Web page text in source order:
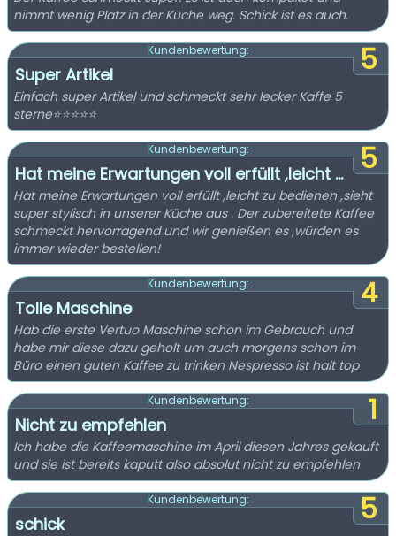
nimmt wenig Platz in der Küche weg. Schick ist es auch.
5
Kundenbewertung:
Super Artikel
Einfach super Artikel und schmeckt sehr lecker Kaffe 5
sterne⭐️⭐️⭐️⭐️⭐️
5
Kundenbewertung:
Hat meine Erwartungen voll erfüllt ,leicht ...
Hat meine Erwartungen voll erfüllt ,leicht zu bedienen ,sieht
super stylisch in unserer Küche aus . Der zubereitete Kaffee
schmeckt hervorragend und wir genießen es ,würden es
immer wieder bestellen!
4
Kundenbewertung:
Tolle Maschine
Hab die erste Vertuo Maschine schon im Gebrauch und
habe mir diese dazu geholt um auch morgens schon im
Büro einen guten Kaffee zu trinken Nespresso ist halt top
1
Kundenbewertung:
Nicht zu empfehlen
Ich habe die Kaffeemaschine im April diesen Jahres gekauft
und sie ist bereits kaputt also absolut nicht zu empfehlen
5
Kundenbewertung:
schick